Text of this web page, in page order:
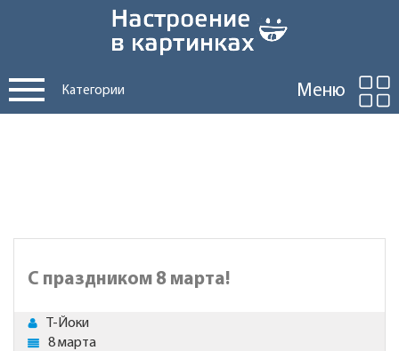
Категории Меню
С праздником 8 марта!
Т-Йоки
8 марта